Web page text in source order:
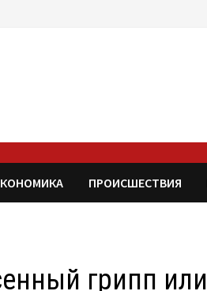
ПРОИСШЕСТВИЯ
грипп или